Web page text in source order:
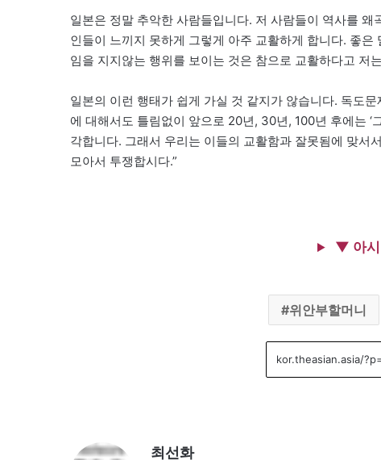
일본은 정말 추악한 사람들입니다. 저 사람들이 역사를
인들이 느끼지 못하게 그렇게 아주 교활하게 합니다. 좋
임을 지지않는 행위를 보이는 것은 참으로 교활하다고 저
일본의 이런 행태가 쉽게 가실 것 같지가 않습니다. 독도
에 대해서도 틀림없이 앞으로 20년, 30년, 100년 후에는 ‘
각합니다. 그래서 우리는 이들의 교활함과 잘못됨에 맞서
모아서 투쟁합시다.”
▼ 아
위안부할머니
최선화